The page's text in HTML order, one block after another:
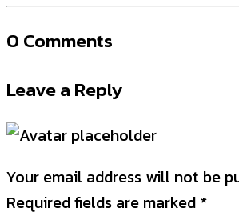
0 Comments
Leave a Reply
Your email address will not be
Required fields are marked *